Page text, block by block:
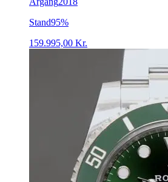
Stand95%
159.995,00 Kr.